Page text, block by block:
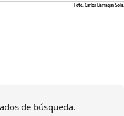
Foto: Carlos Barragan Solís.
de búsqueda.